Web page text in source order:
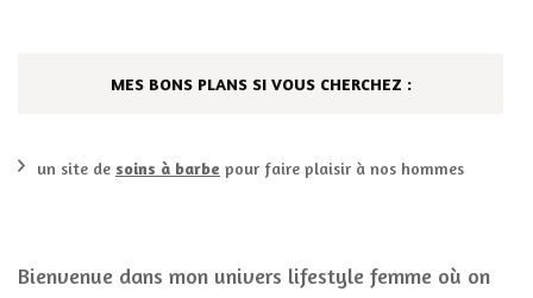
MES BONS PLANS SI VOUS CHERCHEZ :
un site de soins à barbe pour faire plaisir à nos hommes
Bienvenue dans mon univers lifestyle femme où on